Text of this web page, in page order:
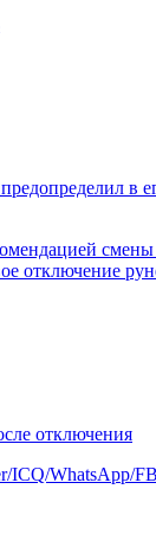
отключение
отключения
ICQ/WhatsApp/